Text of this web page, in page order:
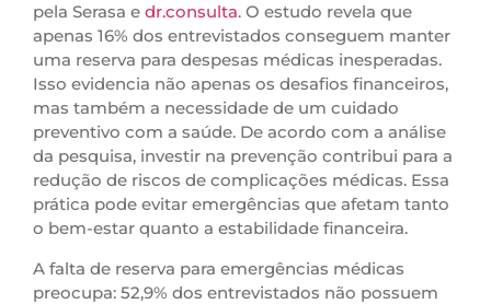
pela Serasa e dr.consulta. O estudo revela que
apenas 16% dos entrevistados conseguem manter
uma reserva para despesas médicas inesperadas.
Isso evidencia não apenas os desafios financeiros,
mas também a necessidade de um cuidado
preventivo com a saúde. De acordo com a análise
da pesquisa, investir na prevenção contribui para a
redução de riscos de complicações médicas. Essa
prática pode evitar emergências que afetam tanto
o bem-estar quanto a estabilidade financeira.
A falta de reserva para emergências médicas
preocupa: 52,9% dos entrevistados não possuem